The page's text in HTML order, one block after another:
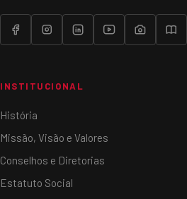
INSTITUCIONAL
História
Missão, Visão e Valores
Conselhos e Diretorias
Estatuto Social